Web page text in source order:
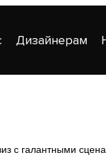
Дизайнерам
с галантными